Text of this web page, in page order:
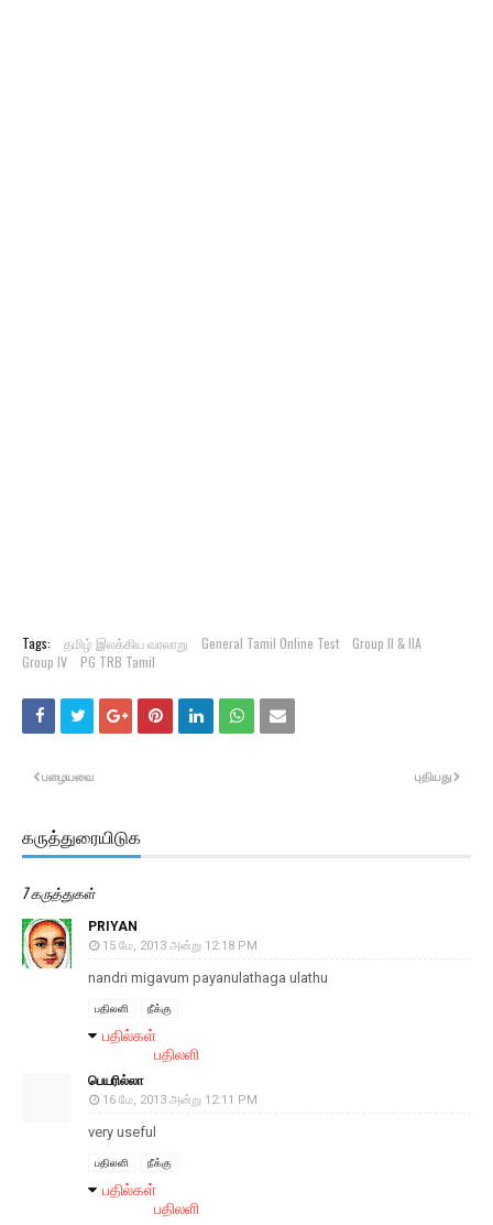
Tags: தமிழ் இலக்கிய வரலாறு General Tamil Online Test
Group II & IIA
Group IV
PG TRB Tamil
புதியது
பழையவை
கருத்துரையிடுக
7 கருத்துகள்
PRIYAN
15 மே, 2013 அன்று 12:18 PM
nandri migavum payanulathaga ulathu
பதிலளி நீக்கு
பதில்கள்
பதிலளி
பெயரில்லா
16 மே, 2013 அன்று 12:11 PM
very useful
பதிலளி நீக்கு
பதில்கள்
பதிலளி